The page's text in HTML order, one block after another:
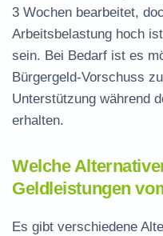
3 Wochen bearbeitet,
Arbeitsbelastung hoch
sein. Bei Bedarf ist es
Bürgergeld-Vorschuss
Unterstützung während
erhalten.
Welche
Geldleistungen
Es gibt verschiedene